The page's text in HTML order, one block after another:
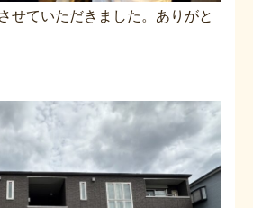
せていただきました。ありがと